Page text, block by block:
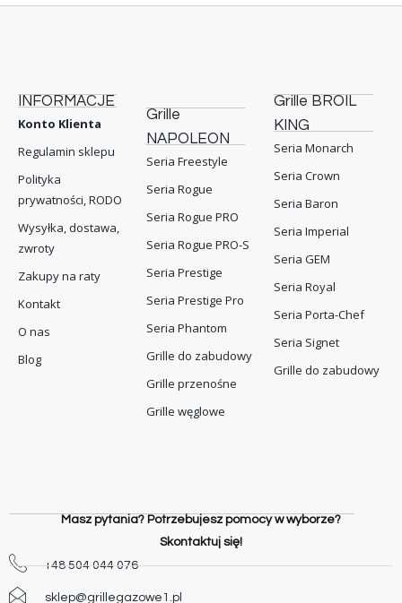
INFORMACJE
Konto Klienta
Regulamin sklepu
Polityka
prywatności, RODO
Wysyłka, dostawa,
zwroty
Zakupy na raty
Kontakt
O nas
Blog
Grille
NAPOLEON
Seria Freestyle
Seria Rogue
Seria Rogue PRO
Seria Rogue PRO-S
Seria Prestige
Seria Prestige Pro
Seria Phantom
Grille do zabudowy
Grille przenośne
Grille węglowe
Grille BROIL
KING
Seria Monarch
Seria Crown
Seria Baron
Seria Imperial
Seria GEM
Seria Royal
Seria Porta-Chef
Seria Signet
Grille do zabudowy
Masz pytania? Potrzebujesz pomocy w wyborze?
Skontaktuj się!
+48 504 044 076
sklep@grillegazowe1.pl